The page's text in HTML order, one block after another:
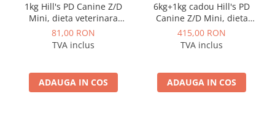
1kg Hill's PD Canine Z/D
Mini, dieta veterinara
pentru caini cu probleme
dermatologice
81,00 RON
TVA inclus
ADAUGA IN COS
6kg+1kg cadou Hill's PD
Canine Z/D Mini, dieta
veterinara pentru caini cu
probleme dermatologice
415,00 RON
TVA inclus
ADAUGA IN COS